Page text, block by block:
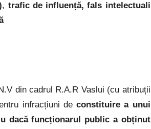
, trafic de influență, fals intelectuali
din cadrul R.A.R Vaslui (cu atribuții
infracțiuni de constituire a unui
dacă funcționarul public a obținut